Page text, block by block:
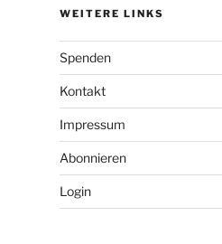
WEITERE LINKS
Spenden
Kontakt
Impressum
Abonnieren
Login